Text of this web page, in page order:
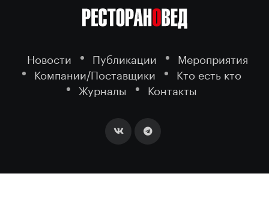
Новости Публикации
Мероприятия
Компании/Поставщики
Кто есть кто
Журналы
Контакты